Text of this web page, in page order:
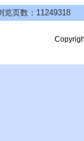
览页数：11249318